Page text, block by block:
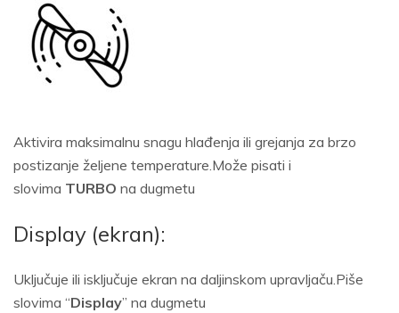
Aktivira maksimalnu snagu hlađenja ili grejanja za brzo
postizanje željene temperature.Može pisati i
slovima TURBO na dugmetu
Display (ekran):
Uključuje ili isključuje ekran na daljinskom upravljaču.Piše
slovima “Display” na dugmetu